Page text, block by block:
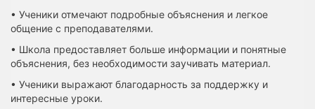
• Ученики отмечают подробные объяснения и легкое
общение с преподавателями.
• Школа предоставляет больше информации и понятные
объяснения, без необходимости заучивать материал.
• Ученики выражают благодарность за поддержку и
интересные уроки.